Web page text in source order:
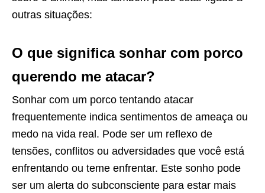
outras situações:
O que significa sonhar com porco
querendo me atacar?
Sonhar com um porco tentando atacar
frequentemente indica sentimentos de ameaça ou
medo na vida real. Pode ser um reflexo de
tensões, conflitos ou adversidades que você está
enfrentando ou teme enfrentar. Este sonho pode
ser um alerta do subconsciente para estar mais